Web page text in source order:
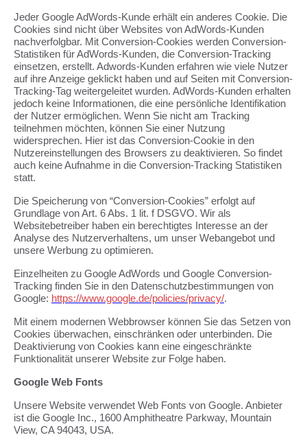
Jeder Google AdWords-Kunde erhält ein anderes Cookie. Die
Cookies sind nicht über Websites von AdWords-Kunden
nachverfolgbar. Mit Conversion-Cookies werden Conversion-
Statistiken für AdWords-Kunden, die Conversion-Tracking
einsetzen, erstellt. Adwords-Kunden erfahren wie viele Nutzer
auf ihre Anzeige geklickt haben und auf Seiten mit Conversion-
Tracking-Tag weitergeleitet wurden. AdWords-Kunden erhalten
jedoch keine Informationen, die eine persönliche Identifikation
der Nutzer ermöglichen. Wenn Sie nicht am Tracking
teilnehmen möchten, können Sie einer Nutzung
widersprechen. Hier ist das Conversion-Cookie in den
Nutzereinstellungen des Browsers zu deaktivieren. So findet
auch keine Aufnahme in die Conversion-Tracking Statistiken
statt.
Die Speicherung von “Conversion-Cookies” erfolgt auf
Grundlage von Art. 6 Abs. 1 lit. f DSGVO. Wir als
Websitebetreiber haben ein berechtigtes Interesse an der
Analyse des Nutzerverhaltens, um unser Webangebot und
unsere Werbung zu optimieren.
Einzelheiten zu Google AdWords und Google Conversion-
Tracking finden Sie in den Datenschutzbestimmungen von
Google: https://www.google.de/policies/privacy/.
Mit einem modernen Webbrowser können Sie das Setzen von
Cookies überwachen, einschränken oder unterbinden. Die
Deaktivierung von Cookies kann eine eingeschränkte
Funktionalität unserer Website zur Folge haben.
Google Web Fonts
Unsere Website verwendet Web Fonts von Google. Anbieter
ist die Google Inc., 1600 Amphitheatre Parkway, Mountain
View, CA 94043, USA.